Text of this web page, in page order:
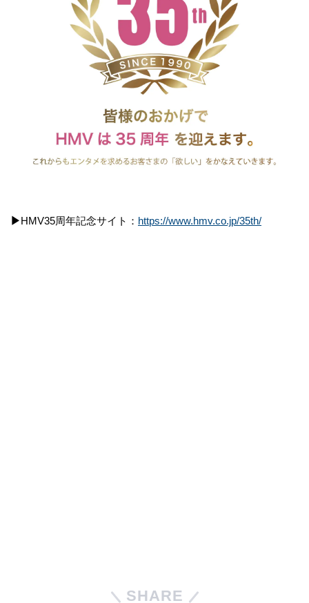
▶HMV35周年記念サイト： https://www.hmv.co.jp/35th/
SHARE